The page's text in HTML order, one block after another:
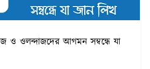
ও ওলন্দাজদের আগমন সম্বন্ধে যা